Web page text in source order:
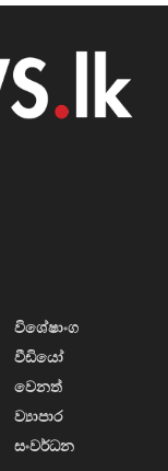
විශේෂාංග
වීඩියෝ
වෙනත්
ව්‍යාපාර
සංවර්ධන